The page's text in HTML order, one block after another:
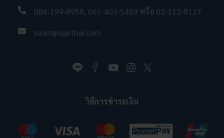
086-199-8958, 061-403-5459 หรือ 02-212-8127
sales@sgethai.com
วิธีการชำระเงิน